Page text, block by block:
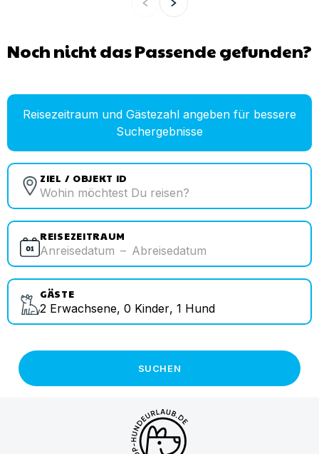
Noch nicht das Passende gefunden?
Reisezeitraum und Gästezahl angeben für bessere
Suchergebnisse
ZIEL / OBJEKT ID
REISEZEITRAUM
Anreisedatum – Abreisedatum
GÄSTE
2 Erwachsene, 0 Kinder, 1 Hund
SUCHEN